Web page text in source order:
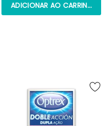
ADICIONAR AO CARRINHO